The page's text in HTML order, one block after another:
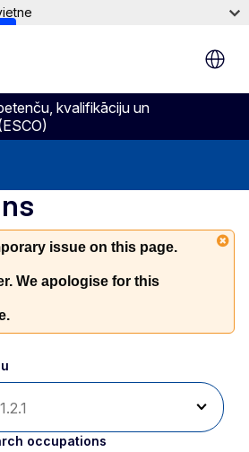
kvalifikāciju un
issue on this page.
We apologise for this
occupations